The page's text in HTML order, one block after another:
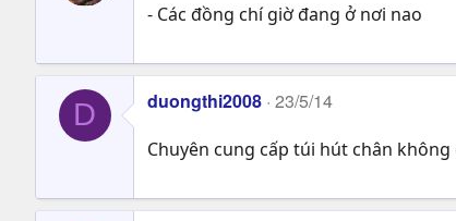
- Các đồng chí giờ đang ở nơi nao
D duongthi2008 23/5/14
Chuyên cung cấp túi hút chân không